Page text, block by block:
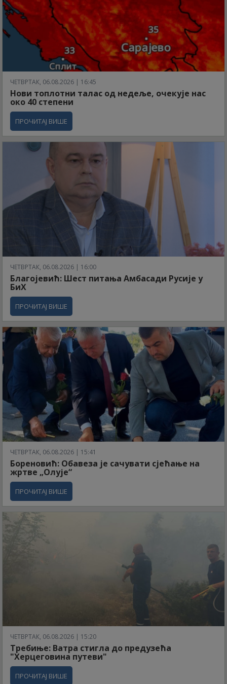
ЧЕТВРТАК, 06.08.2026 | 16:45
Нови топлотни талас од недеље, очекује нас
око 40 степени
ПРОЧИТАЈ ВИШЕ
ЧЕТВРТАК, 06.08.2026 | 16:00
Благојевић: Шест питања Амбасади Русије у
БиХ
ПРОЧИТАЈ ВИШЕ
ЧЕТВРТАК, 06.08.2026 | 15:41
Бореновић: Обавеза је сачувати сјећање на
жртве „Олује“
ПРОЧИТАЈ ВИШЕ
ЧЕТВРТАК, 06.08.2026 | 15:20
Требиње: Ватра стигла до предузећа
"Херцеговина путеви"
ПРОЧИТАЈ ВИШЕ